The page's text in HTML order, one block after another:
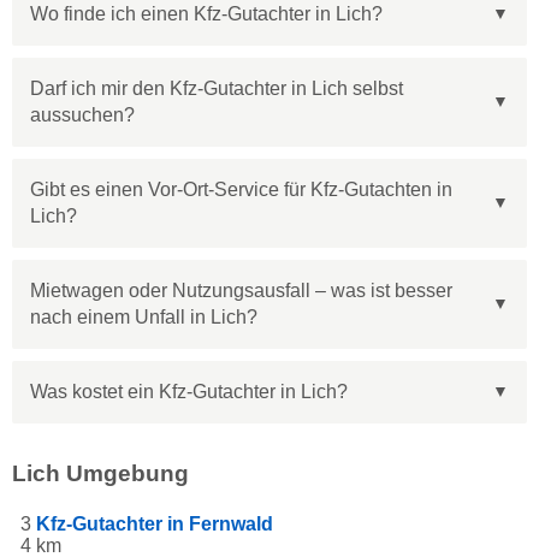
Wo finde ich einen Kfz-Gutachter in Lich?
Darf ich mir den Kfz-Gutachter in Lich selbst
aussuchen?
Gibt es einen Vor-Ort-Service für Kfz-Gutachten in
Lich?
Mietwagen oder Nutzungsausfall – was ist besser
nach einem Unfall in Lich?
Was kostet ein Kfz-Gutachter in Lich?
Lich Umgebung
3 Kfz-Gutachter in Fernwald
4 km